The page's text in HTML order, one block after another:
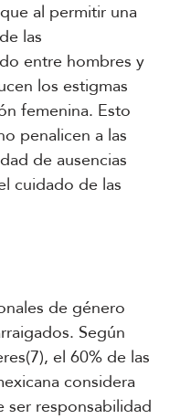
al permitir una
las
entre hombres y
los estigmas
femenina. Esto
penalicen a las
de ausencias
cuidado de las
de género
Según
el 60% de las
considera
responsabilidad